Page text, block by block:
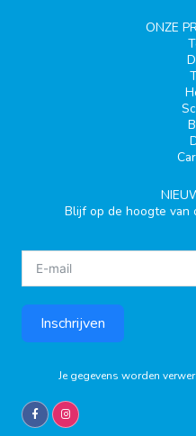
ONZE
Blijf op de hoogte van
Inschrijven
Je gegevens worden